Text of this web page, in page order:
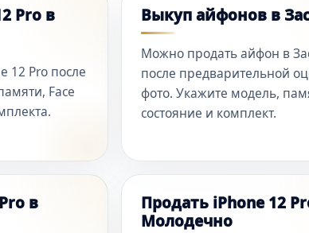
Pro в
12 Pro после
Face
Выкуп айфонов в
Можно продать айфон в
после предварительной
фото. Укажите модель,
состояние и комплект.
в
Продать iPhone 12
Молодечно